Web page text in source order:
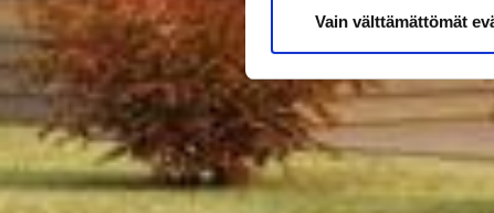
Vain välttämättömät